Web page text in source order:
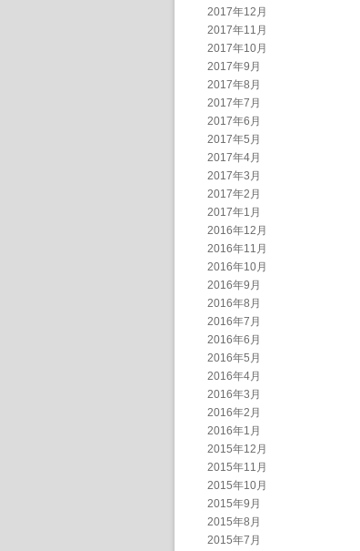
2017年12月
2017年11月
2017年10月
2017年9月
2017年8月
2017年7月
2017年6月
2017年5月
2017年4月
2017年3月
2017年2月
2017年1月
2016年12月
2016年11月
2016年10月
2016年9月
2016年8月
2016年7月
2016年6月
2016年5月
2016年4月
2016年3月
2016年2月
2016年1月
2015年12月
2015年11月
2015年10月
2015年9月
2015年8月
2015年7月